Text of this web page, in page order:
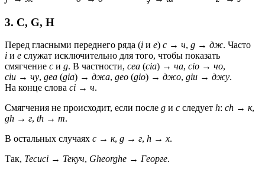
3. C, G, H
Перед гласными переднего ряда (i и e) c → ч, g → дж. Часто
i и e служат исключительно для того, чтобы показать
смягчение c и g. В частности, cea (cia) → ча, cio → чо,
ciu → чу, gea (gia) → джа, geo (gio) → джо, giu → джу.
На конце слова ci → ч.
Смягчения не происходит, если после g и c следует h: ch → к,
gh → г, th → т.
В остальных случаях c → к, g → г, h → х.
Так, Tecuci → Текуч, Gheorghe → Георге.